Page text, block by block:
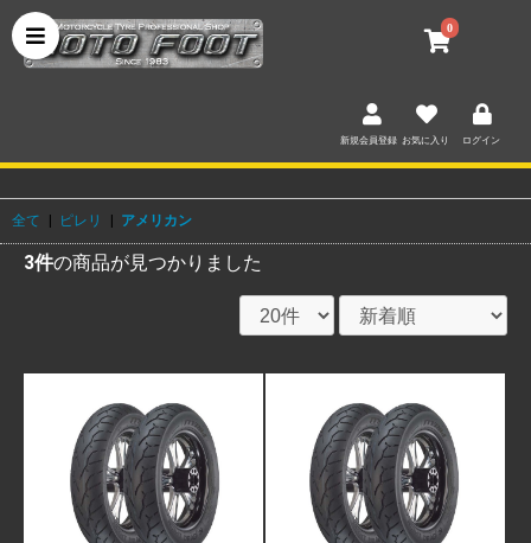
0
新規会員登録 お気に入り ログイン
全て ピレリ アメリカン
3件の商品が見つかりました